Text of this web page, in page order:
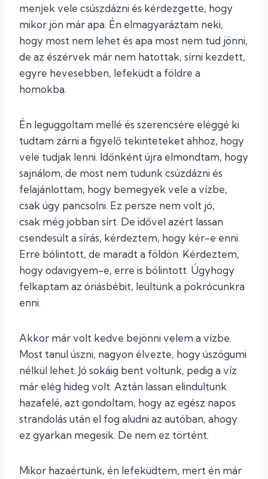
menjek vele csúszdázni és kérdezgette, hogy
mikor jön már apa. Én elmagyaráztam neki,
hogy most nem lehet és apa most nem tud jönni,
de az észérvek már nem hatottak, sírni kezdett,
egyre hevesebben, lefeküdt a földre a
homokba.
Én leguggoltam mellé és szerencsére eléggé ki
tudtam zárni a figyelő tekinteteket ahhoz, hogy
vele tudjak lenni. Időnként újra elmondtam, hogy
sajnálom, de most nem tudunk csúzdázni és
felajánlottam, hogy bemegyek vele a vízbe,
csak úgy pancsolni. Ez persze nem volt jó,
csak még jobban sírt. De idővel azért lassan
csendesült a sírás, kérdeztem, hogy kér-e enni.
Erre bólintott, de maradt a földön. Kérdeztem,
hogy odavigyem-e, erre is bólintott. Úgyhogy
felkaptam az óriásbébit, leültünk a pokrócunkra
enni.
Akkor már volt kedve bejönni velem a vízbe.
Most tanul úszni, nagyon élvezte, hogy úszógumi
nélkül lehet. Jó sokáig bent voltunk, pedig a víz
már elég hideg volt. Aztán lassan elindultunk
hazafelé, azt gondoltam, hogy az egész napos
strandolás után el fog aludni az autóban, ahogy
ez gyarkan megesik. De nem ez történt.
Mikor hazaértünk, én lefeküdtem, mert én már